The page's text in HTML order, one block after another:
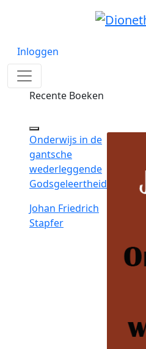
Inloggen
Recente Boeken
Onderwijs in de
gantsche
wederleggende
Godsgeleertheid
Johan Friedrich
Stapfer